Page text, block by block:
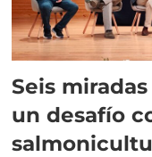
Seis
un desafío